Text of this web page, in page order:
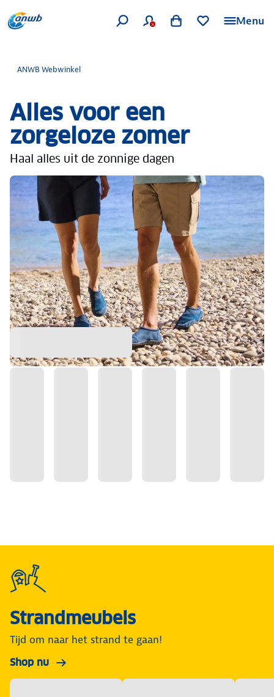
Menu
ANWB Webwinkel
Alles voor een
zorgeloze zomer
Haal alles uit de zonnige dagen
Strandmeubels
Tijd om naar het strand te gaan!
Shop nu